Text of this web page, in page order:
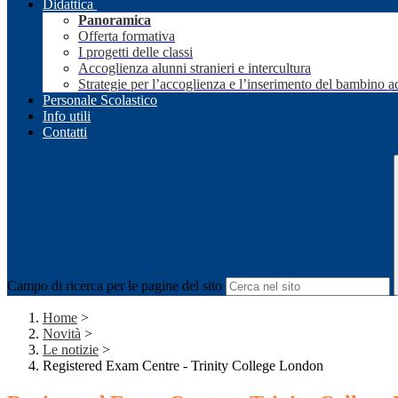
Didattica
Panoramica
Offerta formativa
I progetti delle classi
Accoglienza alunni stranieri e intercultura
Strategie per l’accoglienza e l’inserimento del bambino
Personale Scolastico
Info utili
Contatti
Campo di ricerca per le pagine del sito
Home >
Novità >
Le notizie >
Registered Exam Centre - Trinity College London